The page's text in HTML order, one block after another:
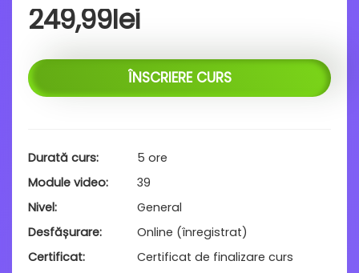
249,99lei
ÎNSCRIERE CURS
Durată curs
5 ore
Module video
39
Nivel
General
Desfășurare
Online (înregistrat)
Certificat
Certificat de finalizare curs